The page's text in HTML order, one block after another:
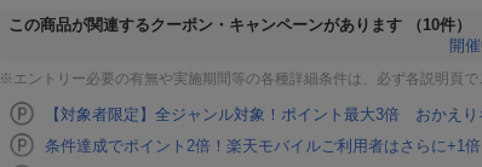
この商品が関連するクーポン・キャンペーンがあります
（10件）
開
※エントリー必要の有無や実施期間等の各種詳細条件は、必ず各説明頁で
【対象者限定】全ジャンル対象！ポイント最大3倍 おかえり
条件達成でポイント2倍！楽天モバイルご利用者はさらに+1倍